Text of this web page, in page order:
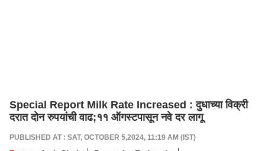
Special Report Milk Rate Increased : दुधाच्या विक्री
दरात दोन रुपयांची वाढ;११ ऑगस्टपासून नवे दर लागू
PUBLISHED AT : SAT, OCTOBER 5,2024, 11:19 AM (IST)